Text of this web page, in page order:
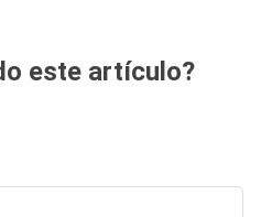
este artículo?